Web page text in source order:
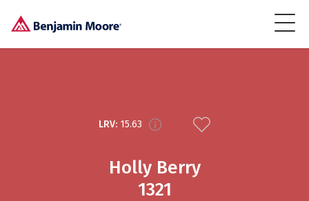
LRV: 15.63
Holly Berry
1321